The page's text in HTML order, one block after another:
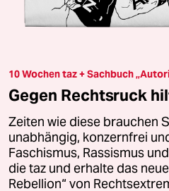
10 Wochen taz + Sachbuch
Gegen Rechtsruck
Zeiten wie diese brauchen
unabhängig, konzernfrei
Faschismus, Rassismus
die taz und erhalte das
Rebellion“ von